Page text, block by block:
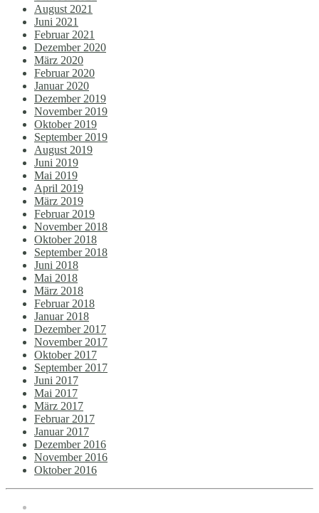
August 2021
Juni 2021
Februar 2021
Dezember 2020
März 2020
Februar 2020
Januar 2020
Dezember 2019
November 2019
Oktober 2019
September 2019
August 2019
Juni 2019
Mai 2019
April 2019
März 2019
Februar 2019
November 2018
Oktober 2018
September 2018
Juni 2018
Mai 2018
März 2018
Februar 2018
Januar 2018
Dezember 2017
November 2017
Oktober 2017
September 2017
Juni 2017
Mai 2017
März 2017
Februar 2017
Januar 2017
Dezember 2016
November 2016
Oktober 2016